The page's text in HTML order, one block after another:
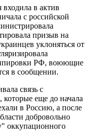
в актив
с российской
призыв на
уклоняться от
РФ, воюющие
в сообщении.
связь с
которые еще до начала
в Россию, а после
добровольно
оккупационного